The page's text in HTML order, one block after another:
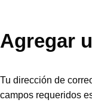
Agregar
Tu dirección de
campos requeridos